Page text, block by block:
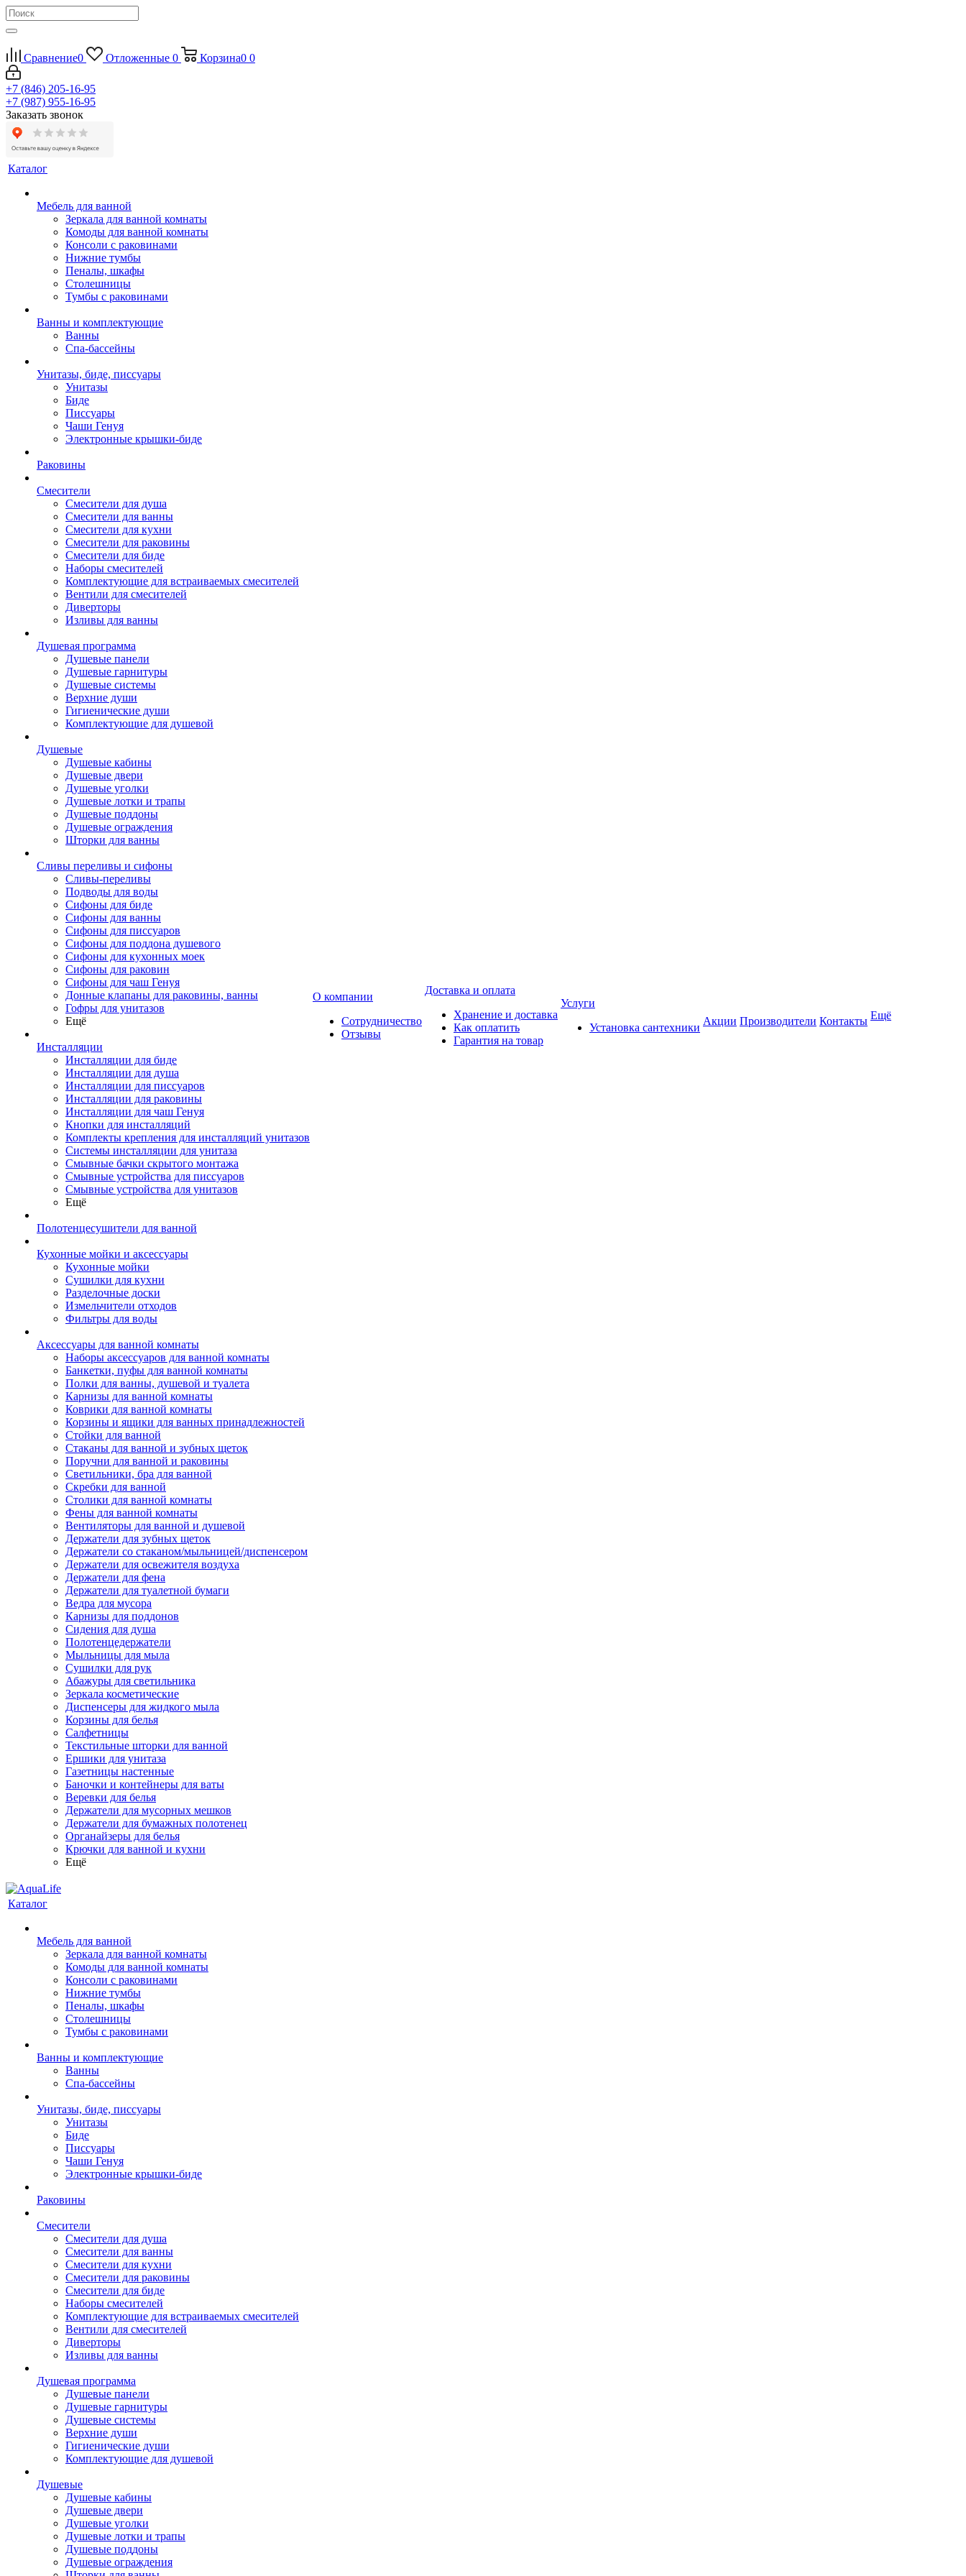
Сравнение0 Отложенные 0 Корзина0 0
+7 (846) 205-16-95
+7 (987) 955-16-95
Заказать звонок
Каталог
Мебель для ванной
Зеркала для ванной комнаты
Комоды для ванной комнаты
Консоли с раковинами
Нижние тумбы
Пеналы, шкафы
Столешницы
Тумбы с раковинами
Ванны и комплектующие
Ванны
Спа-бассейны
Унитазы, биде, писсуары
Унитазы
Биде
Писсуары
Чаши Генуя
Электронные крышки-биде
Раковины
Смесители
Смесители для душа
Смесители для ванны
Смесители для кухни
Смесители для раковины
Смесители для биде
Наборы смесителей
Комплектующие для встраиваемых смесителей
Вентили для смесителей
Диверторы
Изливы для ванны
Душевая программа
Душевые панели
Душевые гарнитуры
Душевые системы
Верхние души
Гигиенические души
Комплектующие для душевой
Душевые
Душевые кабины
Душевые двери
Душевые уголки
Душевые лотки и трапы
Душевые поддоны
Душевые ограждения
Шторки для ванны
Сливы переливы и сифоны
Сливы-переливы
Подводы для воды
Сифоны для биде
Сифоны для ванны
Сифоны для писсуаров
Сифоны для поддона душевого
Сифоны для кухонных моек
Сифоны для раковин
Сифоны для чаш Генуя
Донные клапаны для раковины, ванны
Гофры для унитазов
Ещё
Инсталляции
Инсталляции для биде
Инсталляции для душа
Инсталляции для писсуаров
Инсталляции для раковины
Инсталляции для чаш Генуя
Кнопки для инсталляций
Комплекты крепления для инсталляций унитазов
Системы инсталляции для унитаза
Смывные бачки скрытого монтажа
Смывные устройства для писсуаров
Смывные устройства для унитазов
Ещё
Полотенцесушители для ванной
Кухонные мойки и аксессуары
Кухонные мойки
Сушилки для кухни
Разделочные доски
Измельчители отходов
Фильтры для воды
Аксессуары для ванной комнаты
Наборы аксессуаров для ванной комнаты
Банкетки, пуфы для ванной комнаты
Полки для ванны, душевой и туалета
Карнизы для ванной комнаты
Коврики для ванной комнаты
Корзины и ящики для ванных принадлежностей
Стойки для ванной
Стаканы для ванной и зубных щеток
Поручни для ванной и раковины
Светильники, бра для ванной
Скребки для ванной
Столики для ванной комнаты
Фены для ванной комнаты
Вентиляторы для ванной и душевой
Держатели для зубных щеток
Держатели со стаканом/мыльницей/диспенсером
Держатели для освежителя воздуха
Держатели для фена
Держатели для туалетной бумаги
Ведра для мусора
Карнизы для поддонов
Сидения для душа
Полотенцедержатели
Мыльницы для мыла
Сушилки для рук
Абажуры для светильника
Зеркала косметические
Диспенсеры для жидкого мыла
Корзины для белья
Салфетницы
Текстильные шторки для ванной
Ершики для унитаза
Газетницы настенные
Баночки и контейнеры для ваты
Веревки для белья
Держатели для мусорных мешков
Держатели для бумажных полотенец
Органайзеры для белья
Крючки для ванной и кухни
Ещё
О компании
Сотрудничество
Отзывы
Доставка и оплата
Хранение и доставка
Как оплатить
Гарантия на товар
Услуги
Установка сантехники
Акции Производители Контакты Ещё
Каталог
Мебель для ванной
Зеркала для ванной комнаты
Комоды для ванной комнаты
Консоли с раковинами
Нижние тумбы
Пеналы, шкафы
Столешницы
Тумбы с раковинами
Ванны и комплектующие
Ванны
Спа-бассейны
Унитазы, биде, писсуары
Унитазы
Биде
Писсуары
Чаши Генуя
Электронные крышки-биде
Раковины
Смесители
Смесители для душа
Смесители для ванны
Смесители для кухни
Смесители для раковины
Смесители для биде
Наборы смесителей
Комплектующие для встраиваемых смесителей
Вентили для смесителей
Диверторы
Изливы для ванны
Душевая программа
Душевые панели
Душевые гарнитуры
Душевые системы
Верхние души
Гигиенические души
Комплектующие для душевой
Душевые
Душевые кабины
Душевые двери
Душевые уголки
Душевые лотки и трапы
Душевые поддоны
Душевые ограждения